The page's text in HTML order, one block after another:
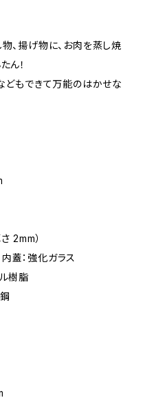
、揚げ物に、お肉を蒸し焼
ん！
どもできて万能のはかせな
2mm）
蓋：強化ガラス
樹脂